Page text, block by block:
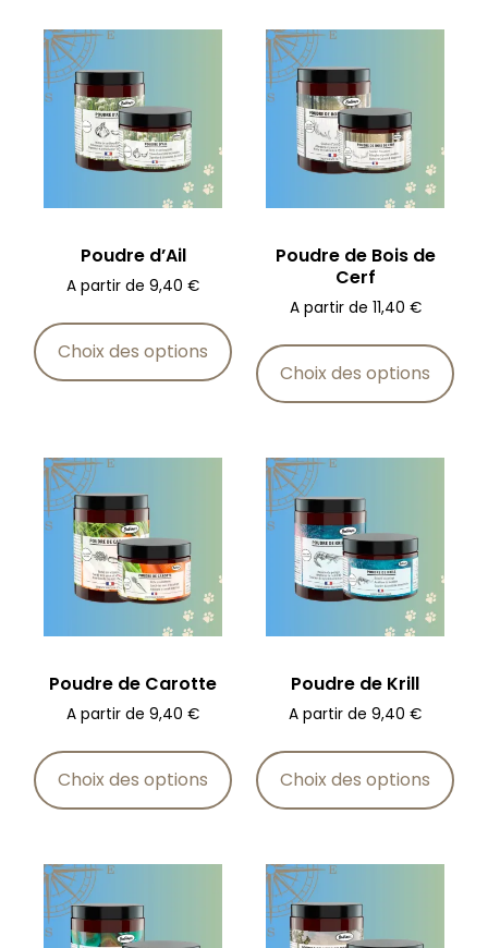
Poudre d’Ail
A partir de 9,40 €
Choix des options
Poudre de Bois de
Cerf
A partir de 11,40 €
Choix des options
Poudre de Carotte
A partir de 9,40 €
Choix des options
Poudre de Krill
A partir de 9,40 €
Choix des options